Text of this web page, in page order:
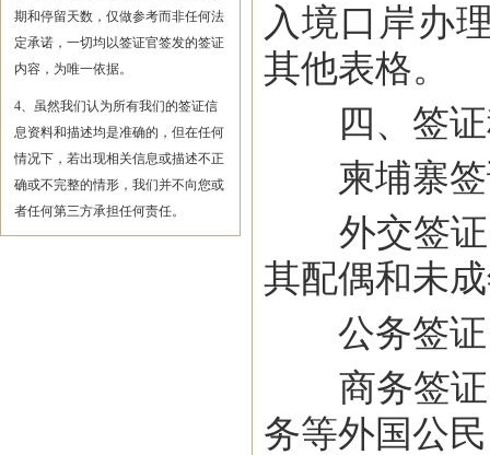
期和停留天数，仅做参考而非任何法
定承诺，一切均以签证官签发的签证
内容，为唯一依据。
4、虽然我们认为所有我们的签证信
息资料和描述均是准确的，但在任何
情况下，若出现相关信息或描述不正
确或不完整的情形，我们并不向您或
者任何第三方承担任何责任。
入境口岸办
其他表格。
四、签证
柬埔寨签
外交签证
其配偶和未
公务签证
商务签证
务等外国公